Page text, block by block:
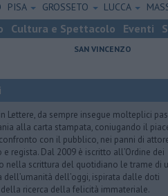
PISA GROSSETO LUCCA
Cultura e Spettacolo Eventi
SAN VINCENZO
da sempre insegue molteplici
alla carta stampata, coniugando il
con il pubblico, nei panni di
regista. Dal 2009 è iscritto all’Ordine dei
nella scrittura del quotidiano le trame di
dell’oggi, ispirata dalle doti
ricerca della felicità immateriale.